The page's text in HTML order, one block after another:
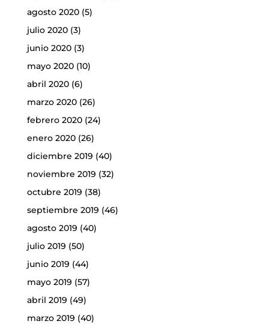
agosto 2020(5)
julio 2020(3)
junio 2020(3)
mayo 2020(10)
abril 2020(6)
marzo 2020(26)
febrero 2020(24)
enero 2020(26)
diciembre 2019 (40)
noviembre 2019 (32)
octubre 2019 (38)
septiembre 2019 (46)
agosto 2019 (40)
julio 2019 (50)
junio 2019 (44)
mayo 2019 (57)
abril 2019 (49)
marzo 2019 (40)